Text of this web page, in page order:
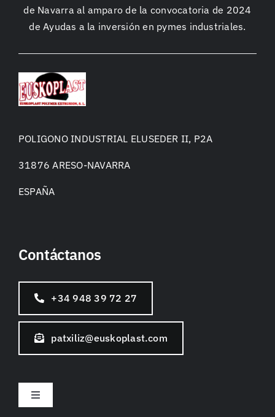
de Navarra al amparo de la convocatoria de 2024
de Ayudas a la inversión en pymes industriales.
POLIGONO INDUSTRIAL ELUSEDER II, P2A
31876 ARESO-NAVARRA
ESPAÑA
Contáctanos
+34 948 39 72 27
patxiliz@euskoplast.com
Toggle